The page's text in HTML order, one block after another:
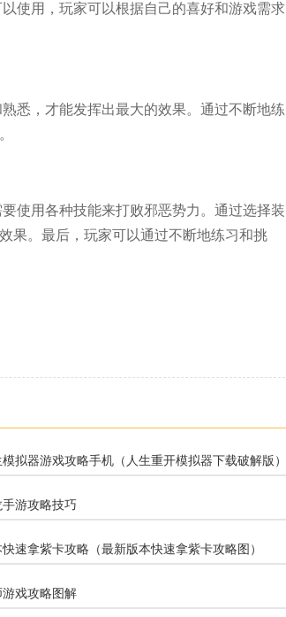
使用，玩家可以根据自己的喜好和游戏需求
悉，才能发挥出最大的效果。通过不断地练
使用各种技能来打败邪恶势力。通过选择装
果。最后，玩家可以通过不断地练习和挑
拟器游戏攻略手机（人生重开模拟器下载破解版）
游攻略技巧
速拿紫卡攻略（最新版本快速拿紫卡攻略图）
戏攻略图解